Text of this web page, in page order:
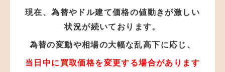
現在、為替やドル建て価格の値動きが激しい
状況が続いております。
為替の変動や相場の大幅な乱高下に応じ、
当日中に買取価格を変更する場合があります